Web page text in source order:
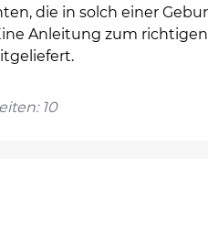
die in solch einer
Anleitung zum
10